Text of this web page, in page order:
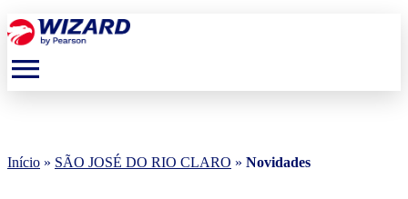
menu
Início » SÃO JOSÉ DO RIO CLARO » Novidades